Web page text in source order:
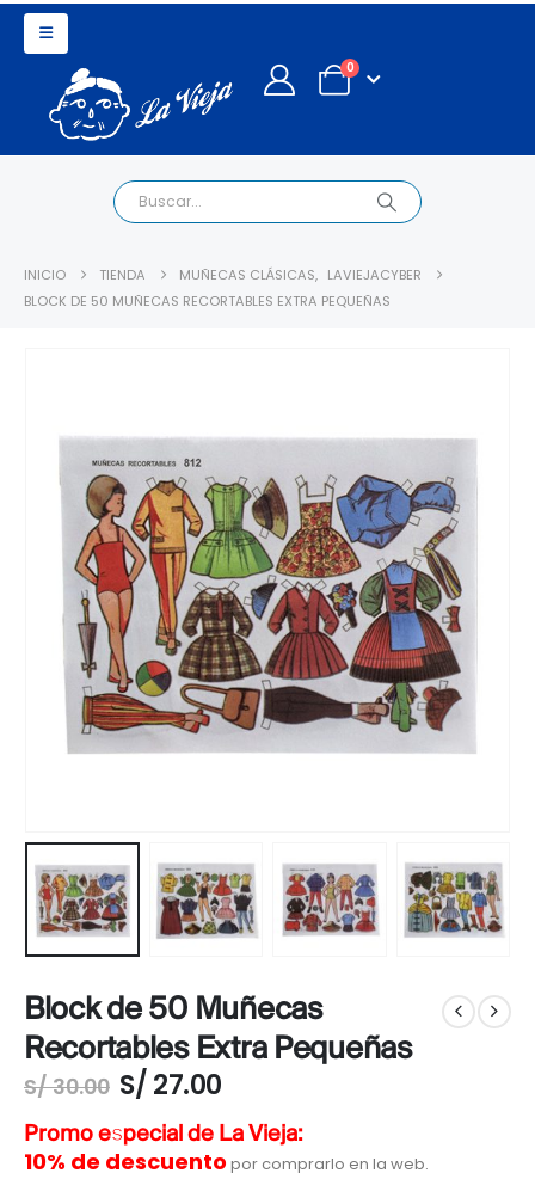
0
INICIO TIENDA MUÑECAS CLÁSICAS, LAVIEJACYBER
BLOCK DE 50 MUÑECAS RECORTABLES EXTRA PEQUEÑAS
Block de 50 Muñecas
Recortables Extra Pequeñas
S/30.00 S/ 27.00
Promo especial de La Vieja:
10% de descuento por comprarlo en la web.